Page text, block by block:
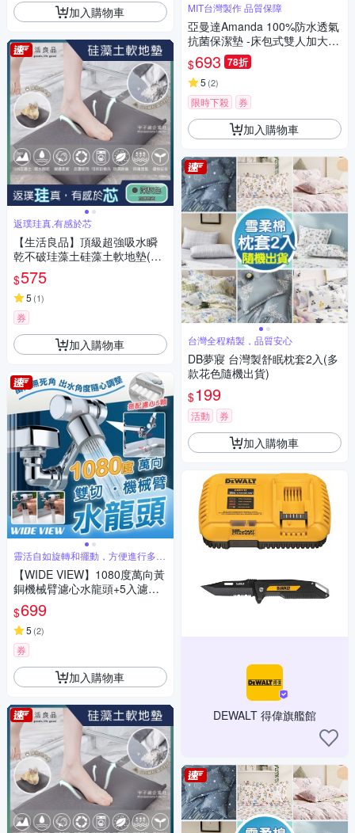
加入購物車
返璞珪真,有感於芯
【生活良品】頂級超強吸水瞬
乾不破珪藻土硅藻土軟地墊(寵
物除臭墊-加贈布套)
$575
5 (1)
券
加入購物車
靈活自如旋轉和擺動，方便進行多角
度操作
【WIDE VIEW】1080度萬向黃
銅機械臂濾心水龍頭+5入濾心
組(00058-5)
$699
5 (2)
券
加入購物車
MIT台灣製作 品質保障
亞曼達Amanda 100%防水透氣
抗菌保潔墊 -床包式雙人加大
(灰色) -快速到貨
$693 78折
5 (2)
限時下殺 券
加入購物車
台灣全程精製，品質安心
DB夢寢 台灣製舒眠枕套2入(多
款花色隨機出貨)
$199
活動 券
加入購物車
DEWALT 得偉旗艦館